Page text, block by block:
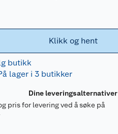
Klikk og hent
butikk
lager i 3 butikker
Dine leveringsalternativer
pris for levering ved å søke på